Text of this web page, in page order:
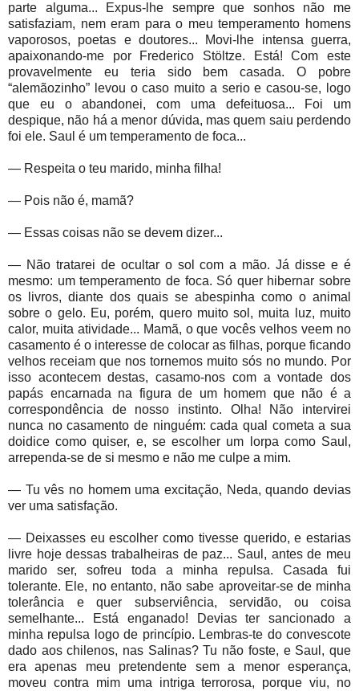
parte alguma... Expus-lhe sempre que sonhos não me
satisfaziam, nem eram para o meu temperamento homens
vaporosos, poetas e doutores... Movi-lhe intensa guerra,
apaixonando-me por Frederico Stöltze. Está! Com este
provavelmente eu teria sido bem casada. O pobre
“alemãozinho” levou o caso muito a serio e casou-se, logo
que eu o abandonei, com uma defeituosa... Foi um
despique, não há a menor dúvida, mas quem saiu perdendo
foi ele. Saul é um temperamento de foca...
— Respeita o teu marido, minha filha!
— Pois não é, mamã?
— Essas coisas não se devem dizer...
— Não tratarei de ocultar o sol com a mão. Já disse e é
mesmo: um temperamento de foca. Só quer hibernar sobre
os livros, diante dos quais se abespinha como o animal
sobre o gelo. Eu, porém, quero muito sol, muita luz, muito
calor, muita atividade... Mamã, o que vocês velhos veem no
casamento é o interesse de colocar as filhas, porque ficando
velhos receiam que nos tornemos muito sós no mundo. Por
isso acontecem destas, casamo-nos com a vontade dos
papás encarnada na figura de um homem que não é a
correspondência de nosso instinto. Olha! Não intervirei
nunca no casamento de ninguém: cada qual cometa a sua
doidice como quiser, e, se escolher um lorpa como Saul,
arrependa-se de si mesmo e não me culpe a mim.
— Tu vês no homem uma excitação, Neda, quando devias
ver uma satisfação.
— Deixasses eu escolher como tivesse querido, e estarias
livre hoje dessas trabalheiras de paz... Saul, antes de meu
marido ser, sofreu toda a minha repulsa. Casada fui
tolerante. Ele, no entanto, não sabe aproveitar-se de minha
tolerância e quer subserviência, servidão, ou coisa
semelhante... Está enganado! Devias ter sancionado a
minha repulsa logo de princípio. Lembras-te do convescote
dado aos chilenos, nas Salinas? Tu não foste, e Saul, que
era apenas meu pretendente sem a menor esperança,
moveu contra mim uma intriga terrorosa, porque viu, no